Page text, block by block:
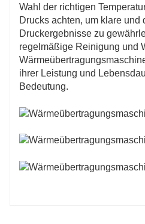
Wahl der richtigen
Drucks achten, um klare und
Druckergebnisse zu
regelmäßige Reinigung und
ihrer Leistung und
Bedeutung.